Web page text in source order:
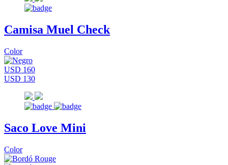
Camisa Muel Check
Color
USD 160
USD 130
Saco Love Mini
Color